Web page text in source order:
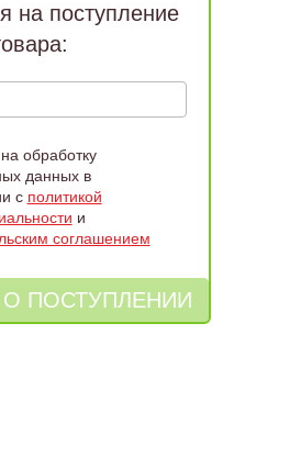
на поступление
обработку
данных в
с политикой
и
соглашением